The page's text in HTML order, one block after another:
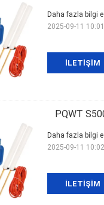
İLETIŞIM
Daha fazla bilgi
2025-09-11
PQWT
İLETIŞIM
Daha fazla bilgi
2025-09-11